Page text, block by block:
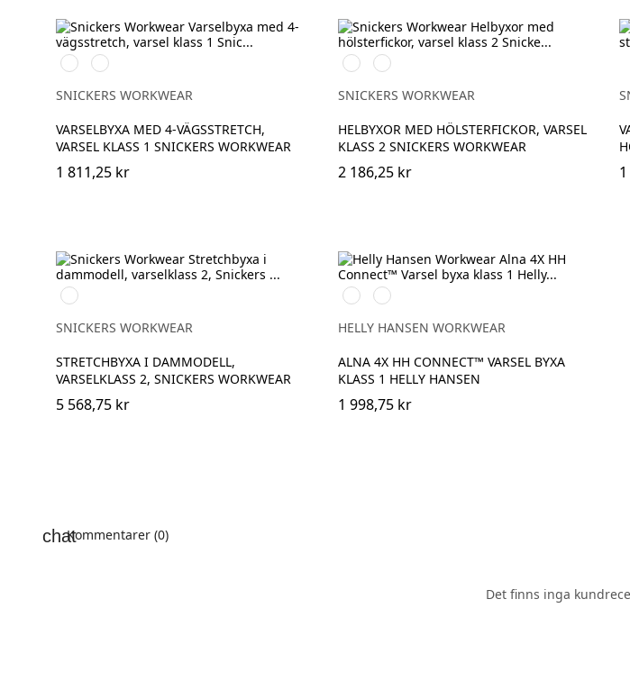
Svart/High
vis
yellow
Svart/High
vis
orange
SNICKERS WORKWEAR
VARSELBYXA MED 4-VÄGSSTRETCH,
VARSEL KLASS 1 SNICKERS WORKWEAR
1 811,25 kr
High
vis
orange
High
vis
yellow
SNICKERS WORKWEAR
HELBYXOR MED HÖLSTERFICKOR, VARSEL
KLASS 2 SNICKERS WORKWEAR
2 186,25 kr
High
vis
yellow/Navy
SNICKERS WORKWEAR
STRETCHBYXA I DAMMODELL,
VARSELKLASS 2, SNICKERS WORKWEAR
5 568,75 kr
369
YELLOW/EBONY
269
ORANGE/EBONY
HELLY HANSEN WORKWEAR
ALNA 4X HH CONNECT™ VARSEL BYXA
KLASS 1 HELLY HANSEN
1 998,75 kr
Kommentarer (0)
Det finns inga